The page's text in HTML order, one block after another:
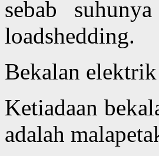
sebab
loadshedding.
Bekalan
Ketiadaan
adalah